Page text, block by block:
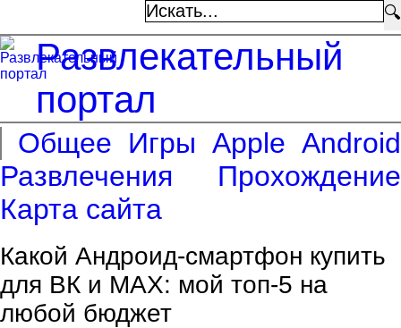
🔍
Развлекательный
портал
Общее Игры Apple Android
Развлечения
Прохождение
Карта сайта
Какой Андроид-смартфон купить
для ВК и МАХ: мой топ-5 на
любой бюджет